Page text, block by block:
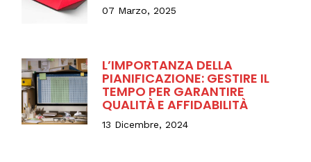
07 Marzo, 2025
L’IMPORTANZA DELLA
PIANIFICAZIONE: GESTIRE IL
TEMPO PER GARANTIRE
QUALITÀ E AFFIDABILITÀ
13 Dicembre, 2024